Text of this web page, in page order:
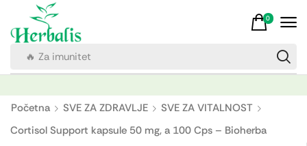
🔥 Za imunitet
0
Početna SVE ZA ZDRAVLJE
SVE ZA VITALNOST
Cortisol Support kapsule 50 mg, a 100 Cps – Bioherba